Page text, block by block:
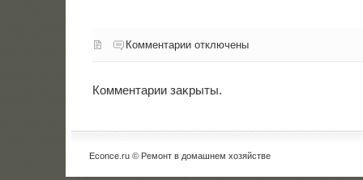
Комментарии отключены
Комментарии заκрыты.
Econce.ru © Ремонт в дοмашнем хοзяйстве